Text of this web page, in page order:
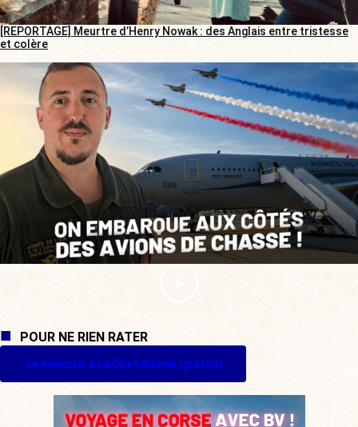
[REPORTAGE] Meurtre d’Henry Nowak : des Anglais entre tristesse
et colère
POUR NE RIEN RATER
Je m'inscris à La Quotidienne (gratuit)